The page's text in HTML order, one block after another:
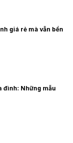
giá rẻ mà vẫn bền
đình: Những mẫu